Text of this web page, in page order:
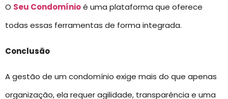
O Seu Condomínioé uma plataforma que oferece
todas essas ferramentas de forma integrada.
Conclusão
A gestão de um condomínio exige mais do que apenas
organização, ela requer agilidade, transparência e uma